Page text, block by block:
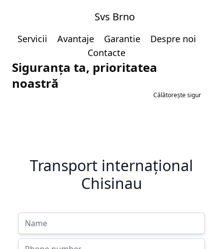
Svs Brno
Servicii Avantaje Garantie
Despre noi
Contacte
Siguranța ta, prioritatea
noastră
Călătorește sigur
Transport internațional
Chisinau